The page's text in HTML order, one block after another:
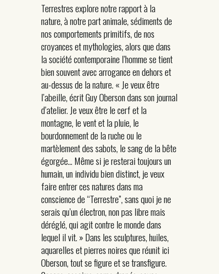
Terrestres explore notre rapport à la
nature, à notre part animale, sédiments de
nos comportements primitifs, de nos
croyances et mythologies, alors que dans
la société contemporaine l’homme se tient
bien souvent avec arrogance en dehors et
au-dessus de la nature. « Je veux être
l’abeille, écrit Guy Oberson dans son journal
d’atelier. Je veux être le cerf et la
montagne, le vent et la pluie, le
bourdonnement de la ruche ou le
martèlement des sabots, le sang de la bête
égorgée… Même si je resterai toujours un
humain, un individu bien distinct, je veux
faire entrer ces natures dans ma
conscience de “Terrestre”, sans quoi je ne
serais qu’un électron, non pas libre mais
déréglé, qui agit contre le monde dans
lequel il vit. » Dans les sculptures, huiles,
aquarelles et pierres noires que réunit ici
Oberson, tout se figure et se transfigure.